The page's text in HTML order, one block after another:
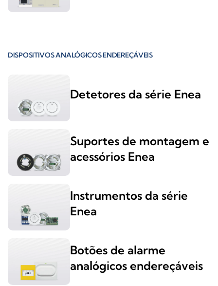
DISPOSITIVOS ANALÓGICOS ENDEREÇÁVEIS
Detetores da série Enea
Suportes de montagem e
acessórios Enea
Instrumentos da série
Enea
Botões de alarme
analógicos endereçáveis